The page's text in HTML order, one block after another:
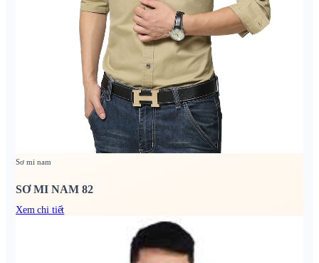
Sơ mi nam
SƠ MI NAM 82
Xem chi tiết